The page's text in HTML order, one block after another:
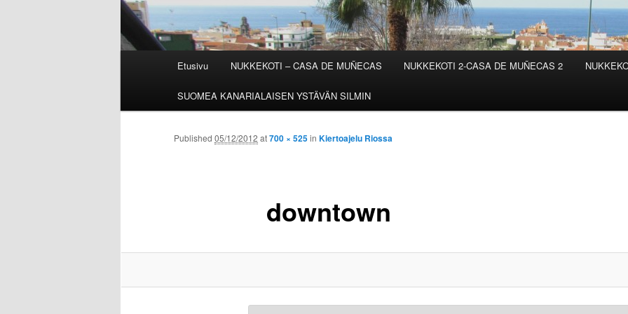
Etusivu NUKKEKOTI – CASA DE MUÑECAS NUKKEKOTI 2-CASA DE MUÑECAS 2
SUOMEA KANARIALAISEN YSTÄVÄN SILMIN
downtown
Published 05/12/2012 at700 × 525in Kiertoajelu Riossa